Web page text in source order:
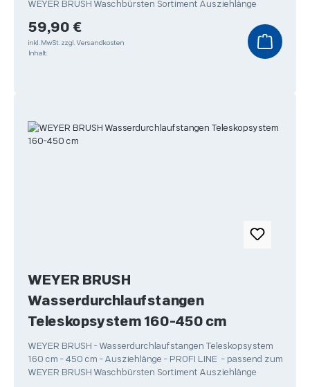
WEYER BRUSH Waschbürsten Sortiment Ausziehlänge
Regulärer Preis:
59,90 €
inkl. MwSt. zzgl. Versandkosten
Inhalt:
WEYER BRUSH
Wasserdurchlaufstangen
Teleskopsystem 160-450 cm
WEYER BRUSH - Wasserdurchlaufstangen Teleskopsystem
160 cm - 450 cm - Ausziehlänge - PROFI LINE - passend zum
WEYER BRUSH Waschbürsten Sortiment Ausziehlänge